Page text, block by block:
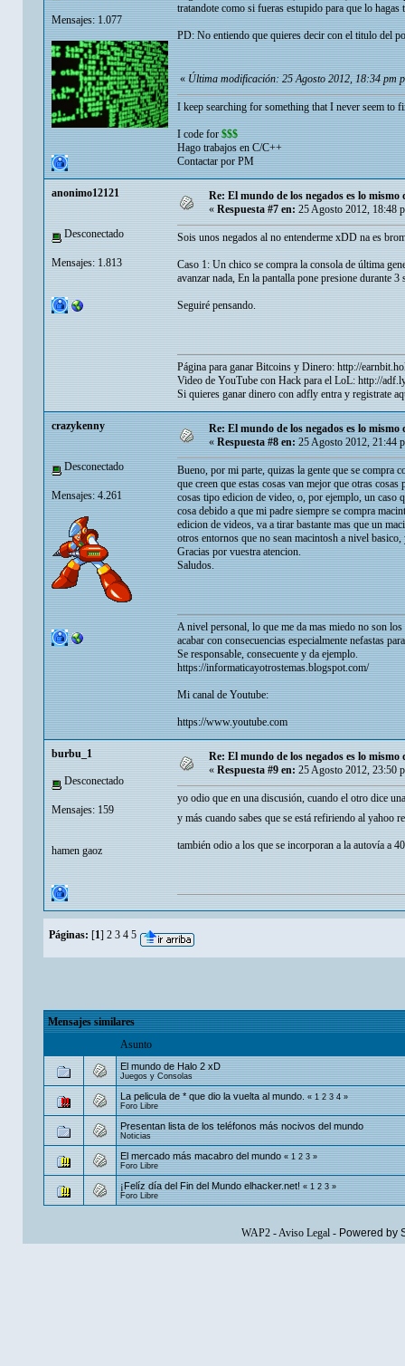
Mensajes: 1.077
tratandote como si fueras estupido para que lo hagas
PD: No entiendo que quieres decir con el titulo del
«Última modificación: 25 Agosto 2012, 18:34 pm
I keep searching for something that I never seem
I code for$$$
Hago trabajos en C/C++
Contactar por PM
anonimo12121
Desconectado
Mensajes: 1.813
Re: El mundo de los negados es lo
« Respuesta #7 en: 25 Agosto 2012, 18:48
Sois unos negados al no entenderme xDD na es
Caso 1: Un chico se compra la consola de última
avanzar nada, En la pantalla pone presione durante
Seguiré pensando.
Página para ganar Bitcoins y Dinero: http://
Video de YouTube con Hack para el LoL: http://
Si quieres ganar dinero con adfly entra y registrate
crazykenny
Desconectado
Mensajes: 4.261
Re: El mundo de los negados es lo
«Respuesta #8 en:25 Agosto 2012, 21:44
Bueno, por mi parte, quizas la gente que se compra
que creen que estas cosas van mejor que otras
cosas tipo edicion de video, o, por ejemplo, un caso
cosa debido a que mi padre siempre se compra
edicion de videos, va a tirar bastante mas que un
otros entornos que no sean macintosh a nivel
Gracias por vuestra atencion.
Saludos.
A nivel personal, lo que me da mas miedo no son
acabar con consecuencias especialmente nefastas
Se responsable, consecuente y da ejemplo.
https://informaticayotrostemas.blogspot.com/
Mi canal de Youtube:
https://www.youtube.com
burbu_1
Desconectado
Mensajes: 159
hamen gaoz
Re: El mundo de los negados es lo
« Respuesta #9 en: 25 Agosto 2012, 23:50
yo odio que en una discusión, cuando el otro dice
y más cuando sabes que se está refiriendo al yahoo
también odio a los que se incorporan a la autovía a
Páginas: [1] 2 3 4 5
Mensajes similares
Asunto
El mundo de Halo 2 xD
Juegos y Consolas
La pelicula de * que dio la vuelta al mundo. «1 2 3 4»
Foro Libre
Presentan lista de los teléfonos más nocivos del mundo
Noticias
El mercado más macabro del mundo «1 2 3»
Foro Libre
¡Felíz día del Fin del Mundo elhacker.net!«1 2 3»
Foro Libre
WAP2-Aviso Legal- Powered by